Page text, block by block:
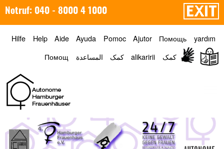
Notruf: 040 - 8000 4 1000
Hilfe Help Aide Ayuda Pomoc Ajutor Помощь
yardım
Помощ
المساعدة کمک alikaririi کمک